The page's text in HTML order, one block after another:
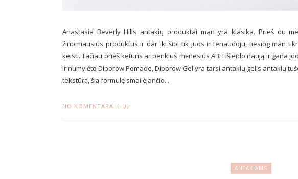
Anastasia Beverly Hills antakių produktai man yra klasika. Prieš du
žinomiausius produktus ir dar iki šiol tik juos ir tenaudoju, tiesiog man
keisti. Tačiau prieš keturis ar penkius mėnesius ABH išleido naują ir gana
ir numylėto Dipbrow Pomade, Dipbrow Gel yra tarsi antakių gelis antakių
tekstūrą, šią formulę smailėjančio...
NO KOMENTARAI (-Ų)
ANTAKIAMS